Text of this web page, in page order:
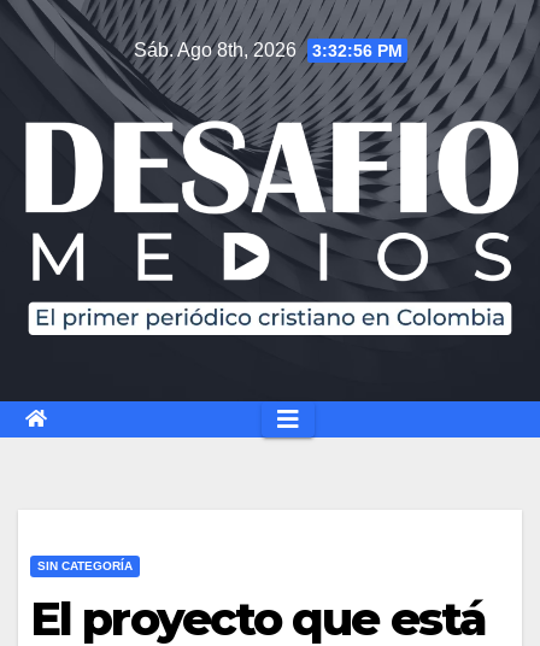
Sáb. Ago 8th, 2026 3:32:57 PM
SIN CATEGORÍA
El proyecto que está